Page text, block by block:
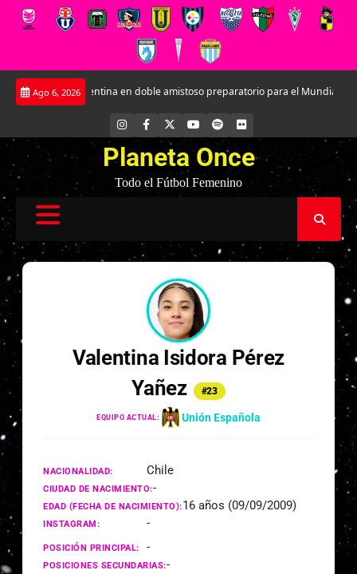
Saltar
Ago 6, 2026
a Argentina en doble amistoso preparatorio para el Mundial
INSTAGRAM
FACEBOOK YOUTUBE
SPOTIFYFLICKR
Planeta Once
Todo el Fútbol Femenino
Valentina Isidora Pérez
Yañez
#23
EQUIPO ACTUAL: Unión Española
NACIONALIDAD: Chile
CIUDAD DE NACIMIENTO:-
EDAD (FECHA DE NACIMIENTO):16 años (09/09/2009)
INSTAGRAM: -
POSICIÓN PRINCIPAL: -
POSICIONES SECUNDARIAS:-